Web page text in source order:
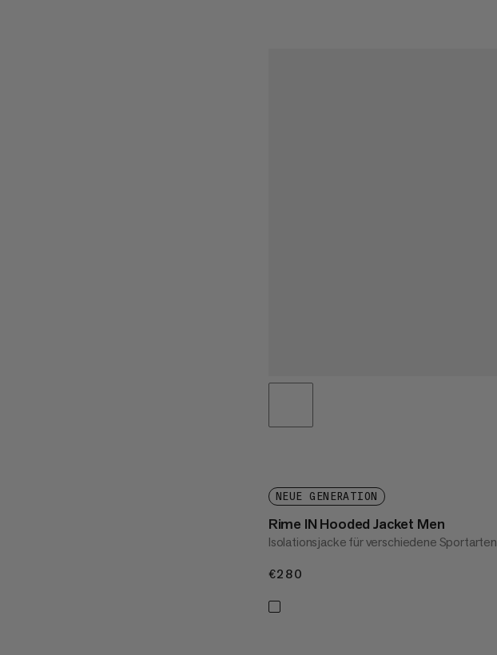
NEUE GENERATION
Rime IN Hooded Jacket Men
Isolationsjacke für verschiedene Sportarten
€280